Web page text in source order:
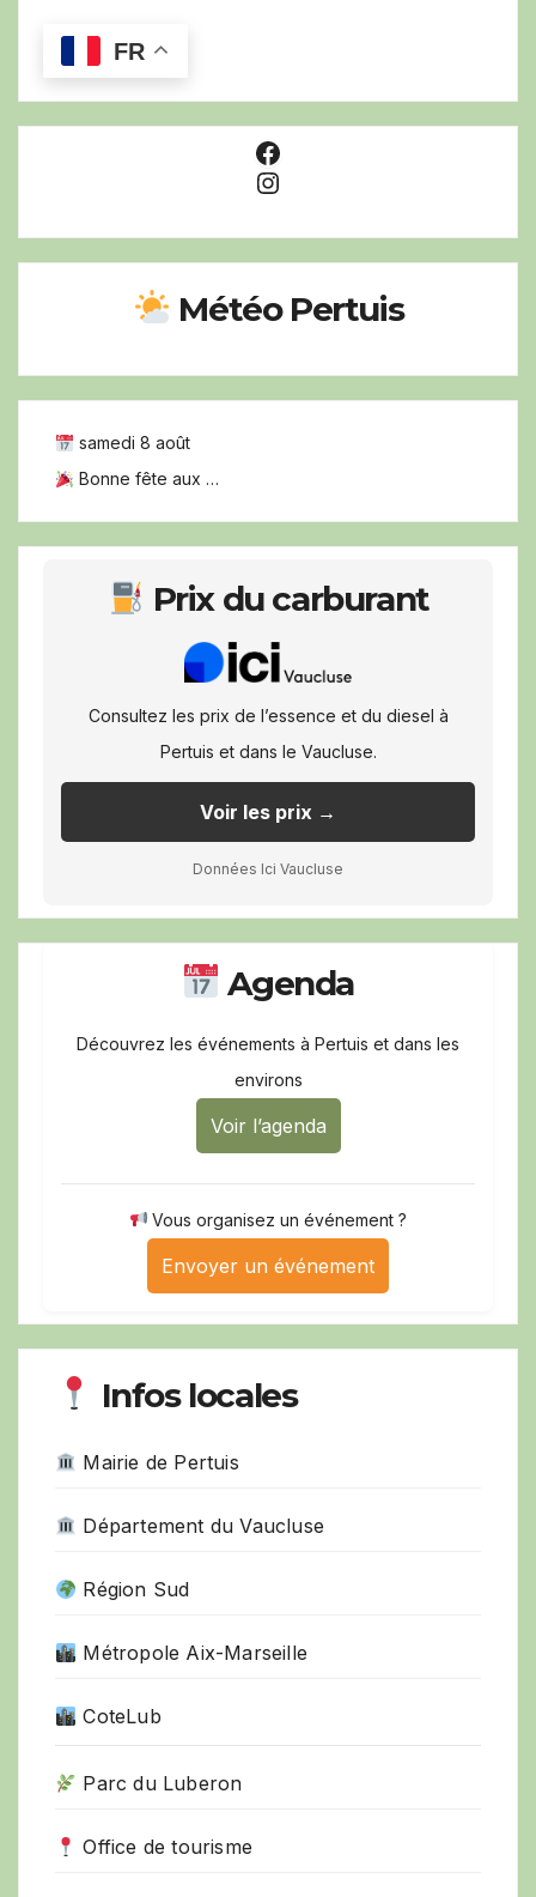
FR
Facebook
Instagram
Météo Pertuis
samedi 8 août
Bonne fête aux …
Prix du carburant
Consultez les prix de l’essence et du diesel à
Pertuis et dans le Vaucluse.
Voir les prix →
Données Ici Vaucluse
Agenda
Découvrez les événements à Pertuis et dans les
environs
Voir l’agenda
Vous organisez un événement ?
Envoyer un événement
Infos locales
Mairie de Pertuis
Département du Vaucluse
Région Sud
Métropole Aix-Marseille
CoteLub
Parc du Luberon
Office de tourisme